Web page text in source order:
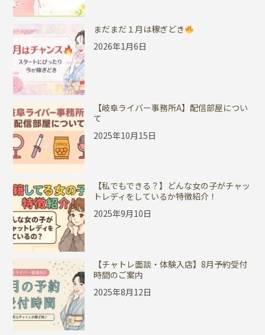
まだまだ１月は稼ぎどき
2026年1月6日
【岐阜ライバー事務所A】配信部屋につい
て
2025年10月15日
【私でもできる？】どんな女の子がチャッ
トレディをしているか特徴紹介！
2025年9月10日
【チャトレ面談・体験入店】8月予約受付
時間のご案内
2025年8月12日